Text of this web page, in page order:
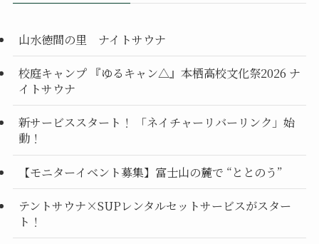
山水徳間の里 ナイトサウナ
校庭キャンプ 『ゆるキャン△』本栖高校文化祭2026 ナ
イトサウナ
新サービススタート！ 「ネイチャーリバーリンク」始
動！
【モニターイベント募集】富士山の麓で “ととのう”
テントサウナ×SUPレンタルセットサービスがスター
ト！